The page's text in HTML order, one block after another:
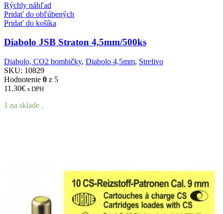
Rýchly náhľad
Pridať do obľúbených
Pridať do košíka
Diabolo JSB Straton 4,5mm/500ks
Diabolo, CO2 bombičky, Diabolo 4,5mm, Strelivo
SKU: 10829
Hodnotenie 0 z 5
11.30€ s DPH
1 na sklade .